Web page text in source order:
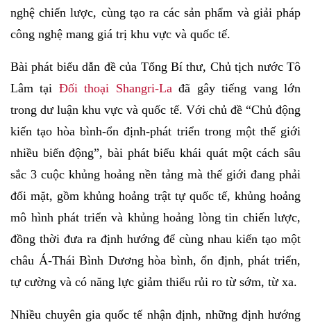
nghệ chiến lược, cùng tạo ra các sản phẩm và giải pháp
công nghệ mang giá trị khu vực và quốc tế.
Bài phát biểu dẫn đề của Tổng Bí thư, Chủ tịch nước Tô
Lâm tại Đối thoại Shangri-Lađã gây tiếng vang lớn
trong dư luận khu vực và quốc tế. Với chủ đề “Chủ động
kiến tạo hòa bình-ổn định-phát triển trong một thế giới
nhiều biến động”, bài phát biểu khái quát một cách sâu
sắc 3 cuộc khủng hoảng nền tảng mà thế giới đang phải
đối mặt, gồm khủng hoảng trật tự quốc tế, khủng hoảng
mô hình phát triển và khủng hoảng lòng tin chiến lược,
đồng thời đưa ra định hướng để cùng nhau kiến tạo một
châu Á-Thái Bình Dương hòa bình, ổn định, phát triển,
tự cường và có năng lực giảm thiểu rủi ro từ sớm, từ xa.
Nhiều chuyên gia quốc tế nhận định, những định hướng